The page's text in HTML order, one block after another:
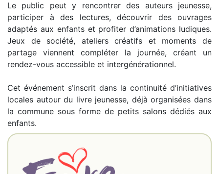
Le public peut y rencontrer des auteurs jeunesse,
participer à des lectures, découvrir des ouvrages
adaptés aux enfants et profiter d’animations ludiques.
Jeux de société, ateliers créatifs et moments de
partage viennent compléter la journée, créant un
rendez-vous accessible et intergénérationnel.
Cet événement s’inscrit dans la continuité d’initiatives
locales autour du livre jeunesse, déjà organisées dans
la commune sous forme de petits salons dédiés aux
enfants.